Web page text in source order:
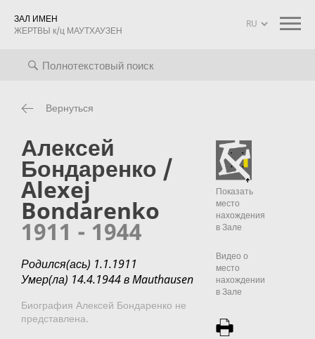
ЗАЛ ИМЕН
ЖЕРТВЫ к/ц МАУТХАУЗЕН
Биографии Информация о проекте
Вернуться
Алексей
Бондаренко /
Alexej
Bondarenko
1911 - 1944
Родился(ась) 1.1.1911
Умер(ла) 14.4.1944 в Mauthausen
Биография Алексей Бондаренко не
представлена.
Показать
место
нахождения
в Зале
Видео о
место
нахождении
в Зале